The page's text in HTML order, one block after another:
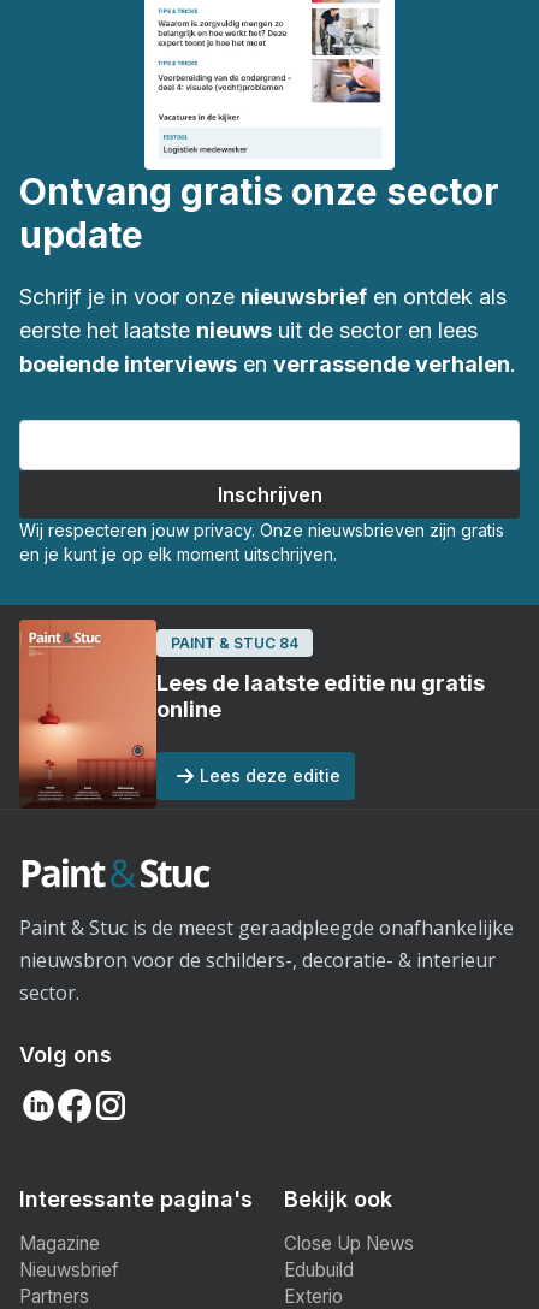
Ontvang gratis onze sector
update
Schrijf je in voor onze nieuwsbrief en ontdek als
eerste het laatste nieuws uit de sector en lees
boeiende interviews en verrassende verhalen.
Wij respecteren jouw privacy. Onze nieuwsbrieven zijn gratis
en je kunt je op elk moment uitschrijven.
PAINT & STUC 84
Lees de laatste editie nu gratis
online
Lees deze editie
Paint & Stuc is de meest geraadpleegde onafhankelijke
nieuwsbron voor de schilders-, decoratie- & interieur
sector.
Volg ons
Interessante pagina's
Magazine
Nieuwsbrief
Partners
Bekijk ook
Close Up News
Edubuild
Exterio